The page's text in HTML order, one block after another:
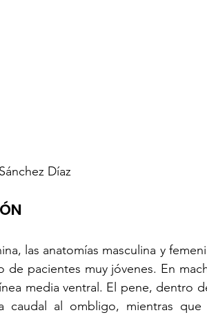
Díaz
las anatomías masculina y
de pacientes muy jóvenes. En
media ventral. El pene, dentro
caudal al ombligo, mientras